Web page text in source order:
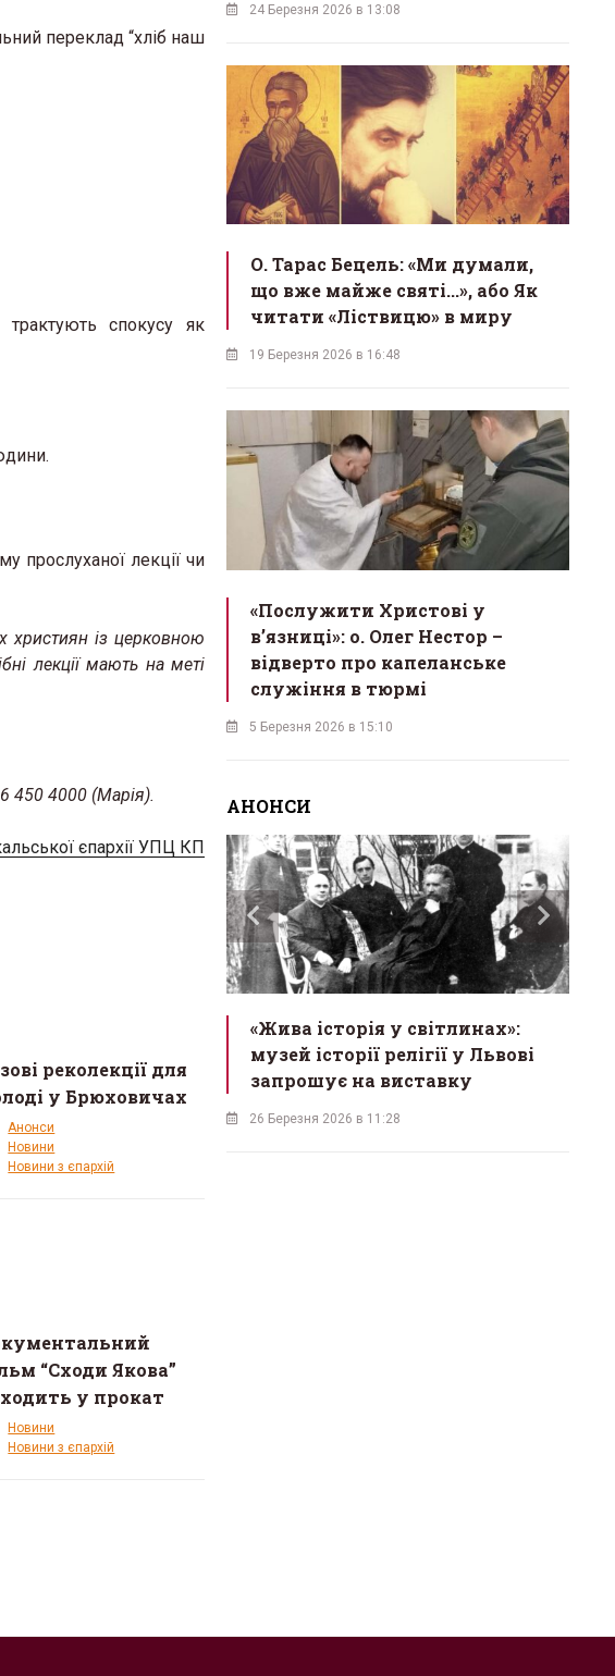
переклад “хліб наш
спокусу як
прослуханої лекції чи
християн із церковною
лекції мають на меті
450 4000 (Марія).
єпархії УПЦ КП
реколекції для
у Брюховичах
Анонси
Новини
Новини з єпархій
“Сходи Якова”
у прокат
Новини
Новини з єпархій
24 Березня 2026 в 13:08
О. Тарас Бецель: «Ми думали,
що вже майже святі...», або Як
читати «Ліствицю» в миру
19 Березня 2026 в 16:48
«Послужити Христові у
вʼязниці»: о. Олег Нестор –
відверто про капеланське
служіння в тюрмі
5 Березня 2026 в 15:10
АНОНСИ
розкрив секрет
«Благодійна
в 16:15
«Жива історія у світлинах»:
музей історії релігії у Львові
запрошує на виставку
26 Березня 2026 в 11:28